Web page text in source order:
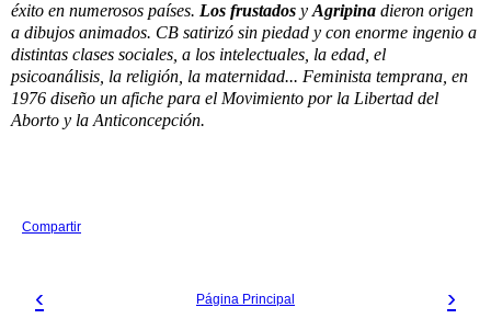
éxito en numerosos países. Los frustados y Agripina dieron origen
a dibujos animados. CB satirizó sin piedad y con enorme ingenio a
distintas clases sociales, a los intelectuales, la edad, el
psicoanálisis, la religión, la maternidad... Feminista temprana, en
1976 diseño un afiche para el Movimiento por la Libertad del
Aborto y la Anticoncepción.
Compartir
‹ ›
Página Principal